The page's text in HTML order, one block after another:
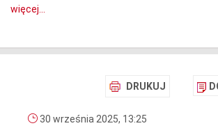
więcej...
DRUKUJ
30 września 2025, 13:25